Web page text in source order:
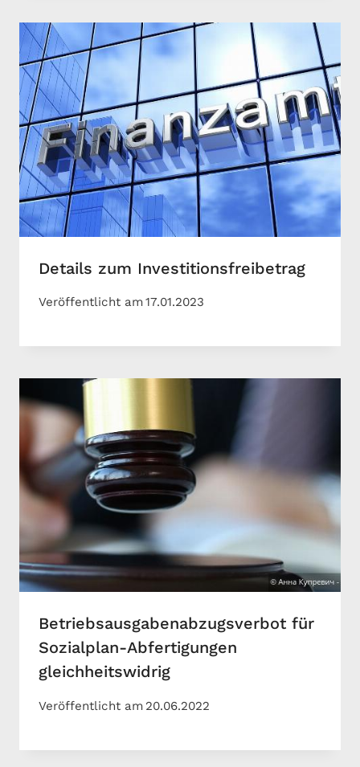
Details zum Investitionsfreibetrag
Veröffentlicht am17.01.2023
Betriebsausgabenabzugsverbot für
Sozialplan-Abfertigungen
gleichheitswidrig
Veröffentlicht am 20.06.2022